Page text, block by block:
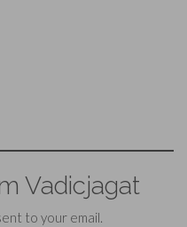
Vadicjagat
to your email.